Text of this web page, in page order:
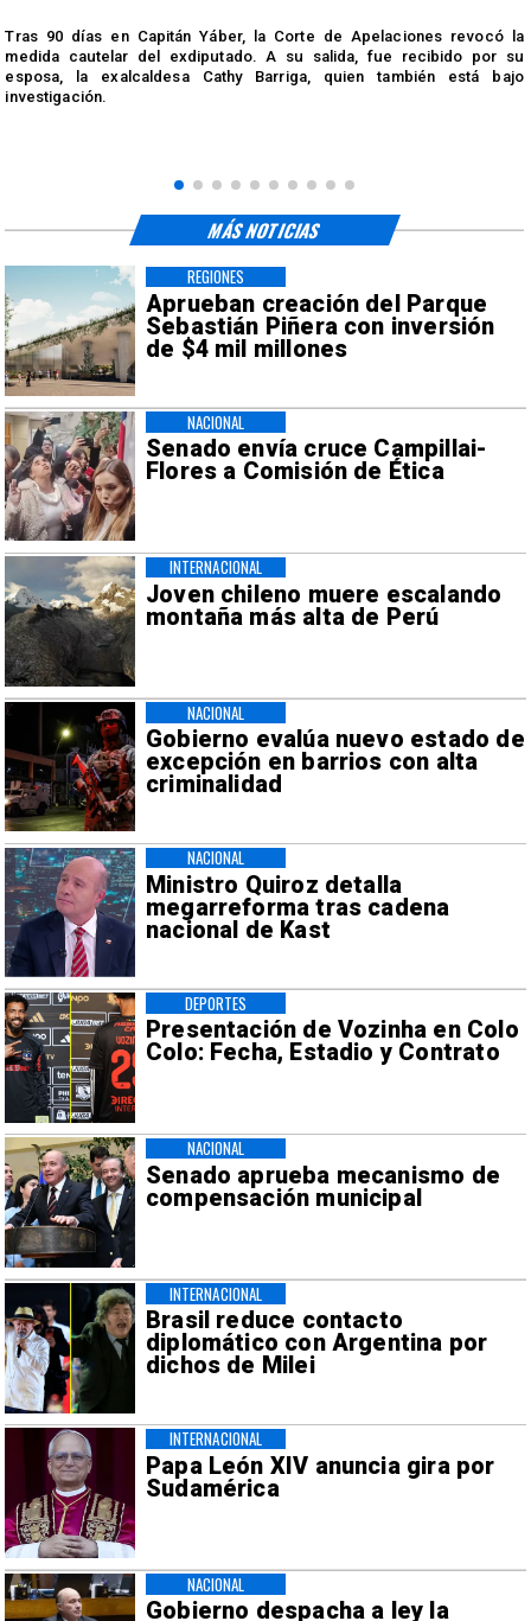
Tras 90 días en Capitán Yáber, la Corte de Apelaciones revocó la
medida cautelar del exdiputado. A su salida, fue recibido por su
esposa, la exalcaldesa Cathy Barriga, quien también está bajo
investigación.
Aprueban creación del Parque
Sebastián Piñera con inversión
de $4 mil millones
REGIONES
Senado envía cruce Campillai-
Flores a Comisión de Ética
NACIONAL
Joven chileno muere escalando
montaña más alta de Perú
INTERNACIONAL
Gobierno evalúa nuevo estado de
excepción en barrios con alta
criminalidad
NACIONAL
Ministro Quiroz detalla
megarreforma tras cadena
nacional de Kast
NACIONAL
Presentación de Vozinha en Colo
Colo: Fecha, Estadio y Contrato
DEPORTES
Senado aprueba mecanismo de
compensación municipal
NACIONAL
Brasil reduce contacto
diplomático con Argentina por
dichos de Milei
INTERNACIONAL
Papa León XIV anuncia gira por
Sudamérica
INTERNACIONAL
Gobierno despacha a ley la
NACIONAL
MÁS NOTICIAS